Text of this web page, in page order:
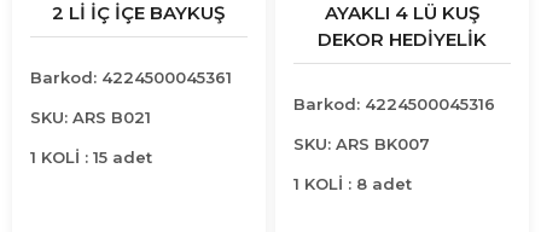
2 Lİ İÇ İÇE BAYKUŞ
Barkod: 4224500045361
SKU: ARS B021
1 KOLİ : 15 adet
AYAKLI 4 LÜ KUŞ
DEKOR HEDİYELİK
Barkod: 4224500045316
SKU: ARS BK007
1 KOLİ : 8 adet